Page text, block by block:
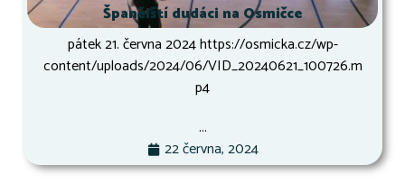
Španělští dudáci na Osmičce
pátek 21. června 2024 https://osmicka.cz/wp-
content/uploads/2024/06/VID_20240621_100726.m
p4
...
22 června, 2024